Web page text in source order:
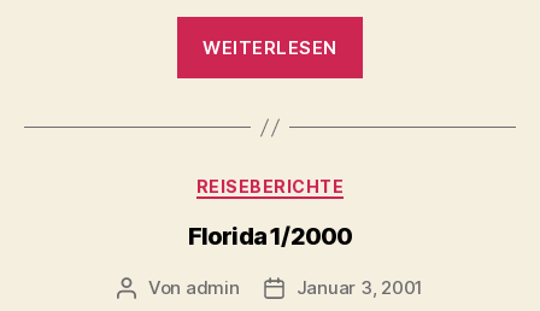
WEITERLESEN
Kategorien
REISEBERICHTE
Florida 1/2000
Beitragsautor
Von admin Beitragsdatum
Januar 3, 2001